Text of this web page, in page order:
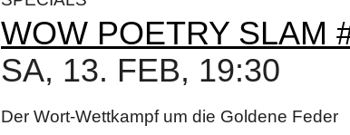
WOW POETRY SLAM
SA, 13. FEB, 19:30
Der Wort-Wettkampf um die Goldene Feder